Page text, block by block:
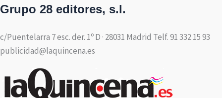
Grupo 28 editores, s.l.
c/Puentelarra 7 esc. der. 1º D · 28031 Madrid Telf. 91 332 15 93
publicidad@laquincena.es